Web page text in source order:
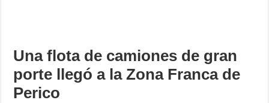
Una flota de camiones de gran
porte llegó a la Zona Franca de
Perico